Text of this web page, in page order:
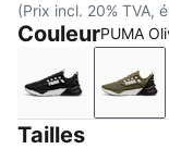
(Prix incl. 20% TVA,
CouleurPUMA
PUMA Black-
Tailles